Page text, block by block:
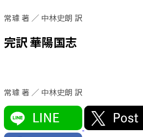
常璩 著 ／ 中林史朗 訳
完訳 華陽国志
常璩 著 ／ 中林史朗 訳